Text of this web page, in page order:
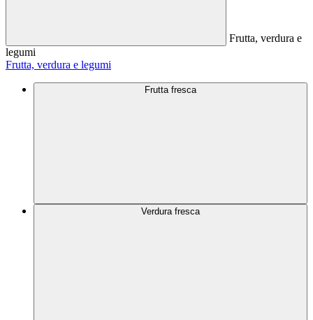
Frutta, verdura e
legumi
Frutta, verdura e legumi
Frutta fresca
Verdura fresca